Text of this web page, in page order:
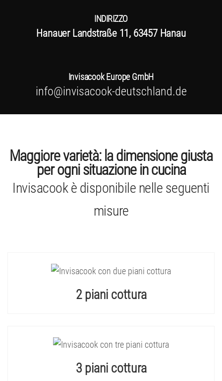
INDIRIZZO
Hanauer Landstraße 11, 63457 Hanau
Invisacook Europe GmbH
info@invisacook-deutschland.de
Maggiore varietà: la dimensione giusta
per ogni situazione in cucina
Invisacook è disponibile nelle seguenti
misure
2 piani cottura
3 piani cottura